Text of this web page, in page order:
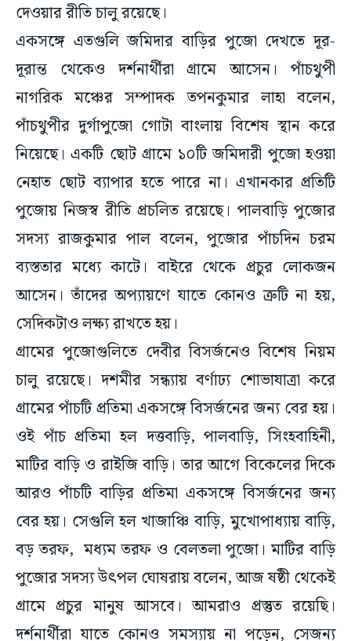
দেওয়ার রীতি চালু রয়েছে।
একসঙ্গে এতগুলি জমিদার বাড়ির পুজো দেখতে দূর-
দূরান্ত থেকেও দর্শনার্থীরা গ্রামে আসেন। পাঁচথুপী
নাগরিক মঞ্চের সম্পাদক তপনকুমার লাহা বলেন,
পাঁচথুপীর দুর্গাপুজো গোটা বাংলায় বিশেষ স্থান করে
নিয়েছে। একটি ছোট গ্রামে ১০টি জমিদারী পুজো হওয়া
নেহাত ছোট ব্যাপার হতে পারে না। এখানকার প্রতিটি
পুজোয় নিজস্ব রীতি প্রচলিত রয়েছে। পালবাড়ি পুজোর
সদস্য রাজকুমার পাল বলেন, পুজোর পাঁচদিন চরম
ব্যস্ততার মধ্যে কাটে। বাইরে থেকে প্রচুর লোকজন
আসেন। তাঁদের অপ্যায়ণে যাতে কোনও ত্রুটি না হয়,
সেদিকটাও লক্ষ্য রাখতে হয়।
গ্রামের পুজোগুলিতে দেবীর বিসর্জনেও বিশেষ নিয়ম
চালু রয়েছে। দশমীর সন্ধ্যায় বর্ণাঢ্য শোভাযাত্রা করে
গ্রামের পাঁচটি প্রতিমা একসঙ্গে বিসর্জনের জন্য বের হয়।
ওই পাঁচ প্রতিমা হল দত্তবাড়ি, পালবাড়ি, সিংহবাহিনী,
মাটির বাড়ি ও রাইজি বাড়ি। তার আগে বিকেলের দিকে
আরও পাঁচটি বাড়ির প্রতিমা একসঙ্গে বিসর্জনের জন্য
বের হয়। সেগুলি হল খাজাঞ্চি বাড়ি, মুখোপাধ্যায় বাড়ি,
বড় তরফ, মধ্যম তরফ ও বেলতলা পুজো। মাটির বাড়ি
পুজোর সদস্য উৎপল ঘোষরায় বলেন, আজ ষষ্ঠী থেকেই
গ্রামে প্রচুর মানুষ আসবে। আমরাও প্রস্তুত রয়েছি।
দর্শনার্থীরা যাতে কোনও সমস্যায় না পড়েন, সেজন্য